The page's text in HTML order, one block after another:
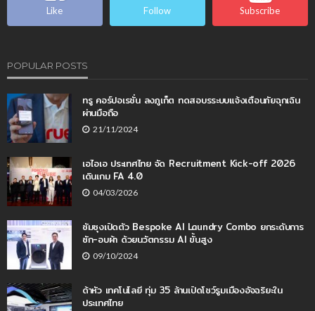
Like Follow Subscribe
POPULAR POSTS
ทรู คอร์ปอเรชั่น ลงภูเก็ต ทดสอบรระบบแจ้งเตือนภัยฉุกเฉิน
ผ่านมือถือ
21/11/2024
เอไอเอ ประเทศไทย จัด Recruitment Kick-off 2026
เดินเกม FA 4.0
04/03/2026
ซัมซุงเปิดตัว Bespoke AI Laundry Combo ยกระดับการ
ซัก-อบผ้า ด้วยนวัตกรรม AI ขั้นสูง
09/10/2024
ด้าหัว เทคโนโลยี ทุ่ม 35 ล้านเปิดโชว์รูมเมืองอัจฉริยะใน
ประเทศไทย